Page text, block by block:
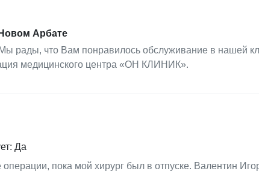
Арбате
рады, что Вам понравилось обслуживание в нашей
медицинского центра «ОН КЛИНИК».
Да
пока мой хирург был в отпуске. Валентин